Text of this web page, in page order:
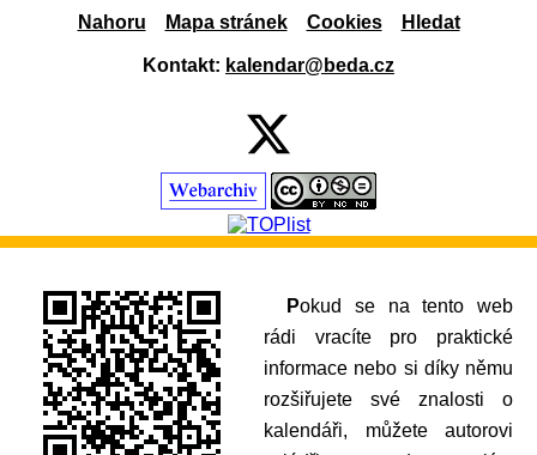
Nahoru Mapa stránek Cookies Hledat
Kontakt: kalendar@beda.cz
Pokud se na tento web
rádi vracíte pro praktické
informace nebo si díky němu
rozšiřujete své znalosti o
kalendáři, můžete autorovi